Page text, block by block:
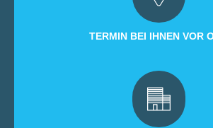
TERMIN BEI IHNEN VOR